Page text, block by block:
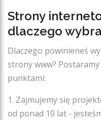
Strony
dlaczego
Dlaczego powinieneś
strony www?
punktami:
1. Zajmujemy się
od ponad 10 lat -